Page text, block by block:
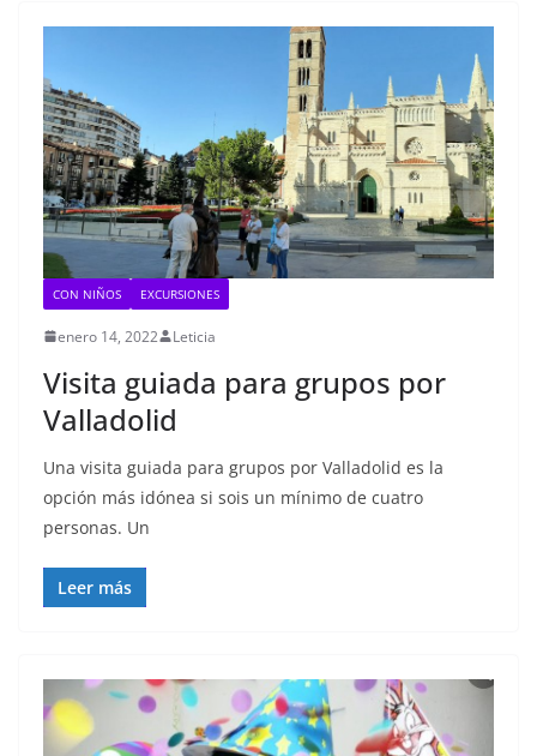
CON NIÑOS EXCURSIONES
enero 14, 2022 Leticia
Visita guiada para grupos por
Valladolid
Una visita guiada para grupos por Valladolid es la
opción más idónea si sois un mínimo de cuatro
personas. Un
Leer más